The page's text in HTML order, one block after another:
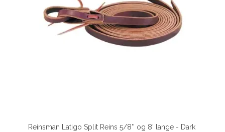
Reinsman Latigo Split Reins 5/8'' og 8' lange - Dark